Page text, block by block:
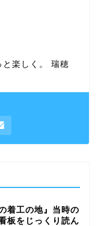
と楽しく。 瑞穂
着工の地』当時の
板をじっくり読ん